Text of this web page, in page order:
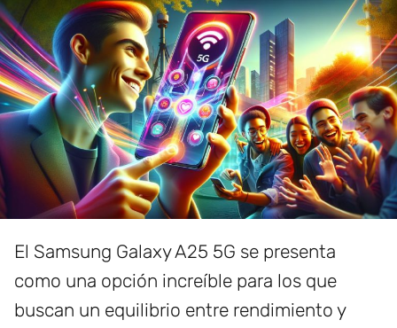
El Samsung Galaxy A25 5G se presenta
como una opción increíble para los que
buscan un equilibrio entre rendimiento y